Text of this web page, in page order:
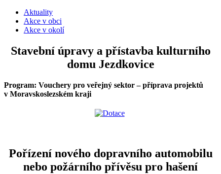
Aktuality
Akce v obci
Akce v okolí
Stavební úpravy a přístavba kulturního
domu Jezdkovice
Program: Vouchery pro veřejný sektor – příprava projektů
v Moravskoslezském kraji
Pořízení nového dopravního automobilu
nebo požárního přívěsu pro hašení